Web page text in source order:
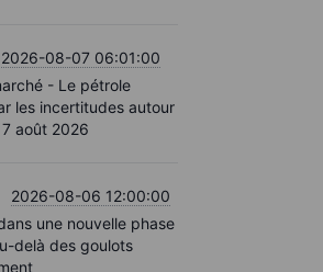
2026-08-07 06:01:00
- Le pétrole
les incertitudes autour
août 2026
2026-08-06 12:00:00
une nouvelle phase
delà des goulots